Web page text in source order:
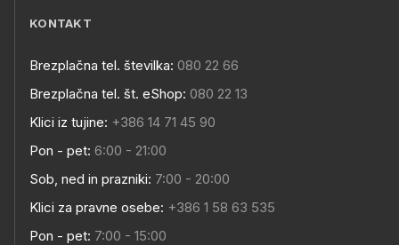
KONTAKT
Brezplačna tel. številka: 080 22 66
Brezplačna tel. št. eShop: 080 22 13
Klici iz tujine: +386 14 71 45 90
Pon - pet: 6:00 - 21:00
Sob, ned in prazniki: 7:00 - 20:00
Klici za pravne osebe: +386 1 58 63 535
Pon - pet: 7:00 - 15:00